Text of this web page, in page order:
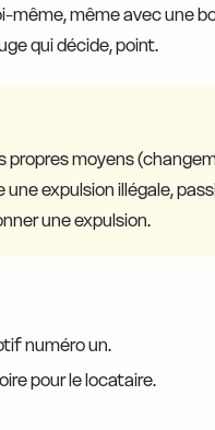
même avec une
qui décide, point.
moyens
expulsion illégale,
une expulsion.
numéro un.
pour le locataire.